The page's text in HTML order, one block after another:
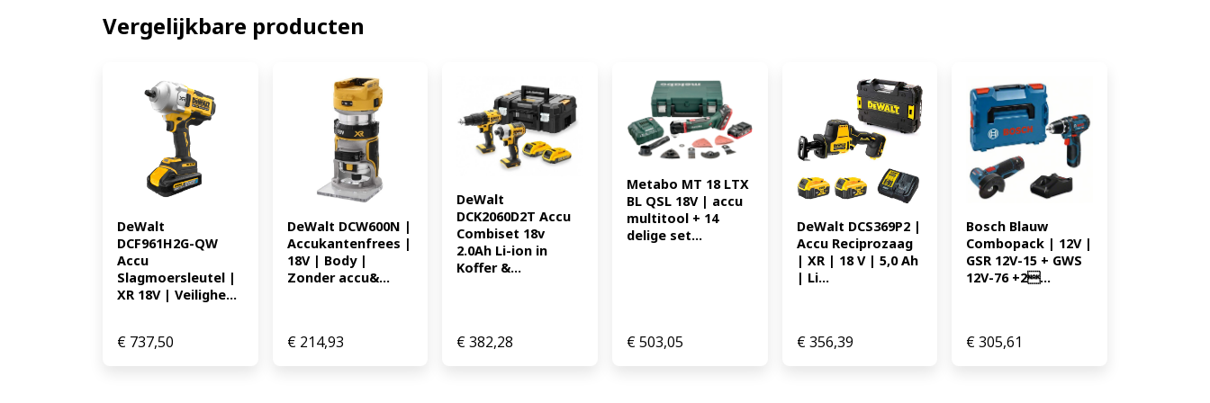
Vergelijkbare producten
DeWalt
DCF961H2G-QW
Accu
Slagmoersleutel |
XR 18V | Veilighe...
€ 737,50
DeWalt DCW600N |
Accukantenfrees |
18V | Body |
Zonder accu&...
€214,93
DeWalt
DCK2060D2T Accu
Combiset 18v
2.0Ah Li-ion in
Koffer &...
€382,28
Metabo MT 18 LTX
BL QSL 18V | accu
multitool + 14
delige set...
€503,05
DeWalt DCS369P2 |
Accu Reciprozaag
| XR | 18 V | 5,0 Ah
| Li...
€356,39
Bosch Blauw
Combopack | 12V |
GSR 12V-15 + GWS
12V-76 +2...
€305,61